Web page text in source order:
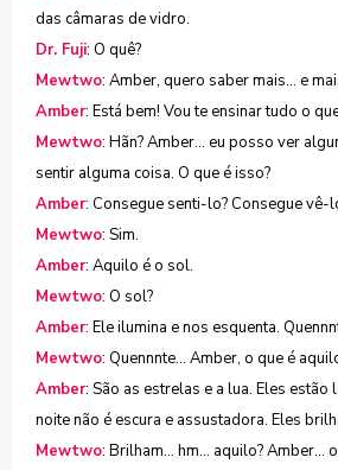
das câmaras de vidro.
Dr. Fuji: O quê?
Mewtwo: Amber, quero saber mais... e
Amber: Está bem! Vou te ensinar tudo o
Mewtwo: Hãn? Amber... eu posso ver
sentir alguma coisa. O que é isso?
Amber: Consegue senti-lo? Consegue vê-
Mewtwo: Sim.
Amber: Aquilo é o sol.
Mewtwo: O sol?
Amber: Ele ilumina e nos esquenta.
Mewtwo: Quennnte... Amber, o que é
Amber: São as estrelas e a lua. Eles estão
noite não é escura e assustadora. Eles
Mewtwo: Brilham... hm... aquilo? Amber...